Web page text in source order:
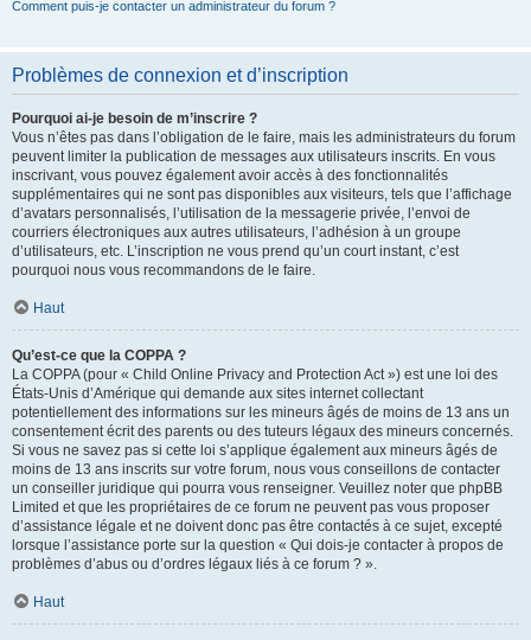
Comment puis-je contacter un administrateur du forum ?
Problèmes de connexion et d’inscription
Pourquoi ai-je besoin de m’inscrire ?
Vous n’êtes pas dans l’obligation de le faire, mais les administrateurs du forum
peuvent limiter la publication de messages aux utilisateurs inscrits. En vous
inscrivant, vous pouvez également avoir accès à des fonctionnalités
supplémentaires qui ne sont pas disponibles aux visiteurs, tels que l’affichage
d’avatars personnalisés, l’utilisation de la messagerie privée, l’envoi de
courriers électroniques aux autres utilisateurs, l’adhésion à un groupe
d’utilisateurs, etc. L’inscription ne vous prend qu’un court instant, c’est
pourquoi nous vous recommandons de le faire.
Haut
Qu’est-ce que la COPPA ?
La COPPA (pour « Child Online Privacy and Protection Act ») est une loi des
États-Unis d’Amérique qui demande aux sites internet collectant
potentiellement des informations sur les mineurs âgés de moins de 13 ans un
consentement écrit des parents ou des tuteurs légaux des mineurs concernés.
Si vous ne savez pas si cette loi s’applique également aux mineurs âgés de
moins de 13 ans inscrits sur votre forum, nous vous conseillons de contacter
un conseiller juridique qui pourra vous renseigner. Veuillez noter que phpBB
Limited et que les propriétaires de ce forum ne peuvent pas vous proposer
d’assistance légale et ne doivent donc pas être contactés à ce sujet, excepté
lorsque l’assistance porte sur la question « Qui dois-je contacter à propos de
problèmes d’abus ou d’ordres légaux liés à ce forum ? ».
Haut